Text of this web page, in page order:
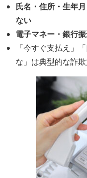
氏名・住所・生年
ない
電子マネー・銀行
「今すぐ支払え」
な」 は典型的な詐